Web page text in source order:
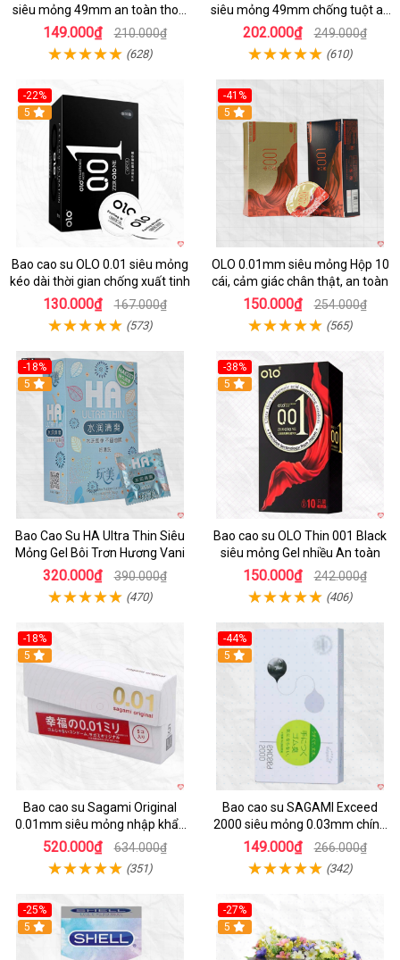
siêu mỏng 49mm an toàn thoải
mái
149.000₫ 210.000₫
(628)
siêu mỏng 49mm chống tuột an
toàn
202.000₫ 249.000₫
(610)
-22%
5
Bao cao su OLO 0.01 siêu mỏng
kéo dài thời gian chống xuất tinh
130.000₫ 167.000₫
(573)
-41%
Hot
5
OLO 0.01mm siêu mỏng Hộp 10
cái, cảm giác chân thật, an toàn
150.000₫ 254.000₫
(565)
-18%
Hot
5
Bao Cao Su HA Ultra Thin Siêu
Mỏng Gel Bôi Trơn Hương Vani
320.000₫ 390.000₫
(470)
-38%
5
Bao cao su OLO Thin 001 Black
siêu mỏng Gel nhiều An toàn
150.000₫ 242.000₫
(406)
-18%
5
Bao cao su Sagami Original
0.01mm siêu mỏng nhập khẩu
Nhật cực mỏng an toàn
520.000₫ 634.000₫
(351)
-44%
5
Bao cao su SAGAMI Exceed
2000 siêu mỏng 0.03mm chính
hãng Nhật
149.000₫ 266.000₫
(342)
-25%
5
-27%
5